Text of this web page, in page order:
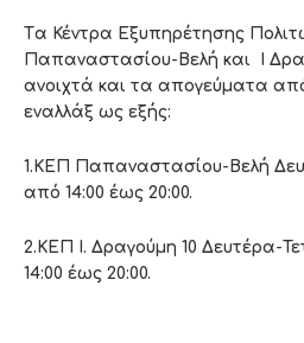
Tα Κέντρα Εξυπηρέτησης
Παπαναστασίου-Βελή και Ι
ανοιχτά και τα απογεύματα
εναλλάξ ως εξής:
1. ΚΕΠ Παπαναστασίου-Βελή
από 14:00 έως 20:00.
2. ΚΕΠ Ι. Δραγούμη 10 Δευτέρα-
14:00 έως 20:00.